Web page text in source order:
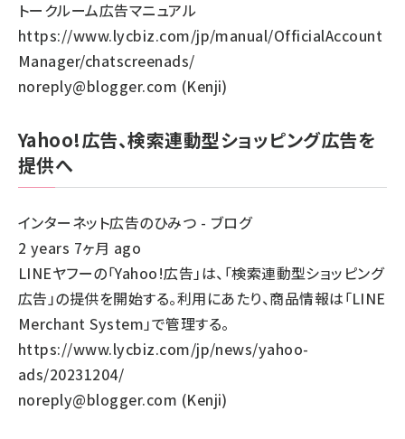
トークルーム広告マニュアル
https://www.lycbiz.com/jp/manual/OfficialAccount
Manager/chatscreenads/
noreply@blogger.com (Kenji)
Yahoo!広告、検索連動型ショッピング広告を
提供へ
インターネット広告のひみつ - ブログ
2 years 7ヶ月 ago
LINEヤフーの「Yahoo!広告」は、「検索連動型ショッピング
広告」の提供を開始する。利用にあたり、商品情報は「LINE
Merchant System」で管理する。
https://www.lycbiz.com/jp/news/yahoo-
ads/20231204/
noreply@blogger.com (Kenji)